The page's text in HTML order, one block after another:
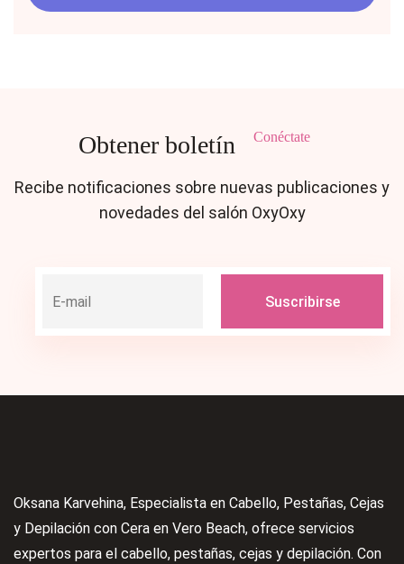
Obtener boletín Conéctate
Recibe notificaciones sobre nuevas publicaciones y
novedades del salón OxyOxy
Oksana Karvehina, Especialista en Cabello, Pestañas, Cejas
y Depilación con Cera en Vero Beach, ofrece servicios
expertos para el cabello, pestañas, cejas y depilación. Con